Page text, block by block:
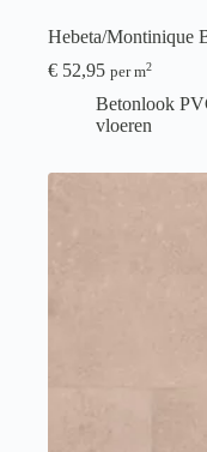
Hebeta/Montinique
€ 52,95 per m2
Betonlook
vloeren